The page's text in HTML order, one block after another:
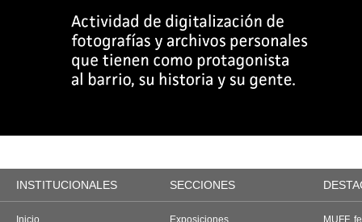
INSTITUCIONALES SECCIONES
Inicio
Exposiciones
MUFF,